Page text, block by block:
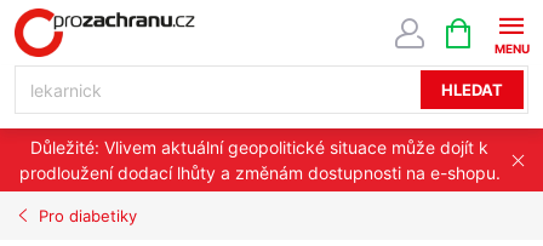
Přejít
na
HLEDAT
NÁKUPNÍ
KOŠÍK
Důležité: Vlivem aktuální geopolitické situace může dojít k
prodloužení dodací lhůty a změnám dostupnosti na e-shopu.
Pro diabetiky